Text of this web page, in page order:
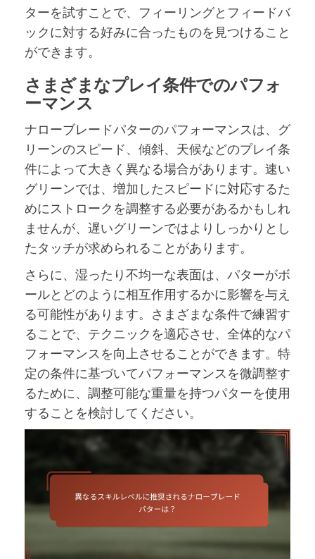
ターを試すことで、フィーリングとフィードバ
ックに対する好みに合ったものを見つけること
ができます。
さまざまなプレイ条件でのパフォ
ーマンス
ナローブレードパターのパフォーマンスは、グ
リーンのスピード、傾斜、天候などのプレイ条
件によって大きく異なる場合があります。速い
グリーンでは、増加したスピードに対応するた
めにストロークを調整する必要があるかもしれ
ませんが、遅いグリーンではよりしっかりとし
たタッチが求められることがあります。
さらに、湿ったり不均一な表面は、パターがボ
ールとどのように相互作用するかに影響を与え
る可能性があります。さまざまな条件で練習す
ることで、テクニックを適応させ、全体的なパ
フォーマンスを向上させることができます。特
定の条件に基づいてパフォーマンスを微調整す
るために、調整可能な重量を持つパターを使用
することを検討してください。